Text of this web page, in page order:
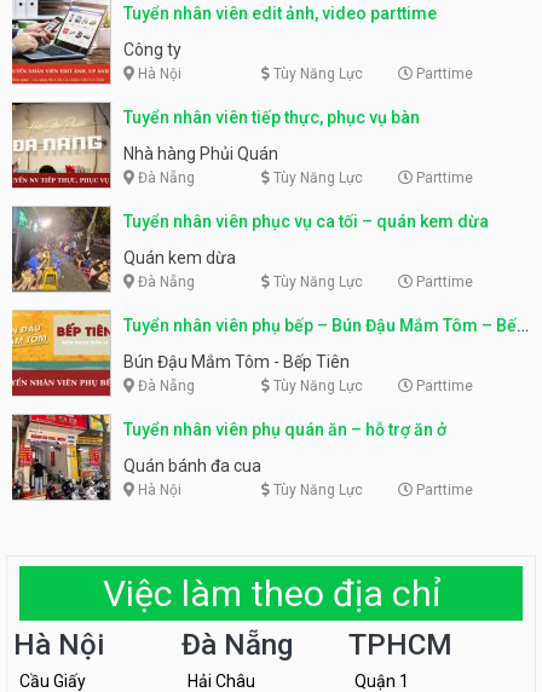
Tuyển nhân viên edit ảnh, video parttime
Công ty
Hà Nội Tùy Năng Lực Parttime
Tuyển nhân viên tiếp thực, phục vụ bàn
Nhà hàng Phủi Quán
Đà Nẵng Tùy Năng Lực Parttime
Tuyển nhân viên phục vụ ca tối – quán kem dừa
Quán kem dừa
Đà Nẵng Tùy Năng Lực Parttime
Tuyển nhân viên phụ bếp – Bún Đậu Mắm Tôm – Bếp
Tiên
Bún Đậu Mắm Tôm - Bếp Tiên
Đà Nẵng Tùy Năng Lực Parttime
Tuyển nhân viên phụ quán ăn – hỗ trợ ăn ở
Quán bánh đa cua
Hà Nội Tùy Năng Lực Parttime
Việc làm theo địa chỉ
Hà Nội
Cầu Giấy
Đà Nẵng
Hải Châu
TPHCM
Quận 1